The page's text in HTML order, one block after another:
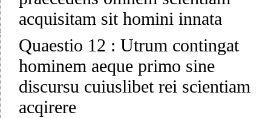
acquisitam sit homini innata
Quaestio 12 : Utrum contingat
hominem aeque primo sine
discursu cuiuslibet rei scientiam
acqirere